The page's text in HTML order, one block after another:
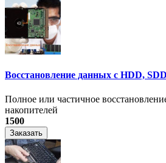
Восстановление данных с HDD, SDD
Полное или частичное
накопителей
1500
Заказать